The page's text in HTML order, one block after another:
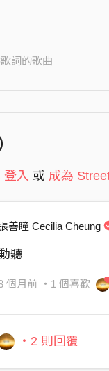
詞的歌曲
登入 或 成為
善瞳 Cecilia Cheung
聽
個月前 ・1 個喜歡
・2 則回覆